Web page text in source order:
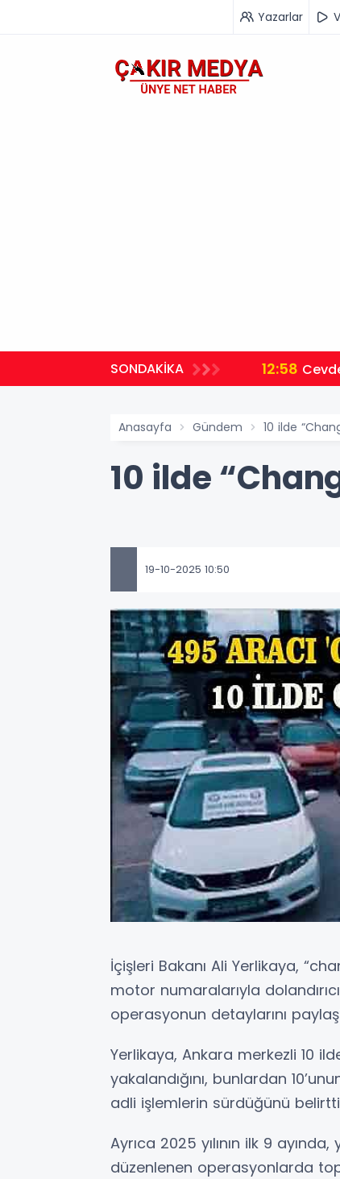
Yazarlar
SONDAKİKA 12:58
Anasayfa Gündem 10 ilde
10 ilde
19-10-2025 10:50
İçişleri Bakanı Ali Yerlikaya,
motor numaralarıyla
operasyonun detaylarını
Yerlikaya, Ankara merkezli 10
yakalandığını, bunlardan
adli işlemlerin sürdüğünü
Ayrıca 2025 yılının ilk 9
düzenlenen operasyonlarda